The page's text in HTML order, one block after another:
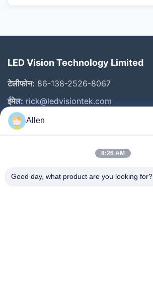
LED Vision Technology Limited
टेलीफोन: 86-138-2526-8067
ईमेल: rick@ledvisiontek.com
त्वरित लिंक
उत्पाद
Allen
8:26 AM
Good day, what product are you looking for?